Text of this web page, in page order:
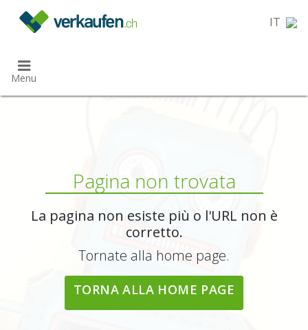
IT
Menu
Pagina non trovata
La pagina non esiste più o l'URL non è
corretto.
Tornate alla home page.
TORNA ALLA HOME PAGE